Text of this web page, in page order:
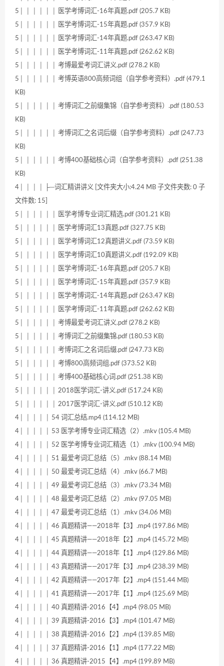
5│ │ │ │ │ │ 医学考博词汇-16年真题.pdf (205.7 KB)
5│ │ │ │ │ │ 医学考博词汇-15年真题.pdf (357.9 KB)
5│ │ │ │ │ │ 医学考博词汇-14年真题.pdf (263.47 KB)
5│ │ │ │ │ │ 医学考博词汇-11年真题.pdf (262.62 KB)
5│ │ │ │ │ │ 考博最爱考词汇讲义.pdf (278.2 KB)
5│ │ │ │ │ │ 考博英语800高频词组（自学参考资料）.pdf (479.1
KB)
5│ │ │ │ │ │ 考博词汇之前缀集锦（自学参考资料）.pdf (180.53
KB)
5│ │ │ │ │ │ 考博词汇之名词后缀（自学参考资料）.pdf (247.73
KB)
5│ │ │ │ │ │ 考博400基础核心词（自学参考资料）.pdf (251.38
KB)
4│ │ │ │ ├─词汇精讲讲义 [文件夹大小:4.24 MB 子文件夹数: 0 子
文件数: 15]
5│ │ │ │ │ │ 医学考博专业词汇精选.pdf (301.21 KB)
5│ │ │ │ │ │ 医学考博词汇13真题.pdf (327.75 KB)
5│ │ │ │ │ │ 医学考博词汇12真题讲义.pdf (73.59 KB)
5│ │ │ │ │ │ 医学考博词汇10真题讲义.pdf (192.09 KB)
5│ │ │ │ │ │ 医学考博词汇-16年真题.pdf (205.7 KB)
5│ │ │ │ │ │ 医学考博词汇-15年真题.pdf (357.9 KB)
5│ │ │ │ │ │ 医学考博词汇-14年真题.pdf (263.47 KB)
5│ │ │ │ │ │ 医学考博词汇-11年真题.pdf (262.62 KB)
5│ │ │ │ │ │ 考博最爱考词汇讲义.pdf (278.2 KB)
5│ │ │ │ │ │ 考博词汇之前缀集锦.pdf (180.53 KB)
5│ │ │ │ │ │ 考博词汇之名词后缀.pdf (247.73 KB)
5│ │ │ │ │ │ 考博800高频词组.pdf (373.52 KB)
5│ │ │ │ │ │ 考博400基础核心词.pdf (251.38 KB)
5│ │ │ │ │ │ 2018医学词汇-讲义.pdf (517.24 KB)
5│ │ │ │ │ │ 2017医学词汇-讲义.pdf (510.12 KB)
4│ │ │ │ │ 54 词汇总结.mp4 (114.12 MB)
4│ │ │ │ │ 53 医学考博专业词汇精选（2）.mkv (105.4 MB)
4│ │ │ │ │ 52 医学考博专业词汇精选（1）.mkv (100.94 MB)
4│ │ │ │ │ 51 最爱考词汇总结（5）.mkv (88.14 MB)
4│ │ │ │ │ 50 最爱考词汇总结（4）.mkv (66.7 MB)
4│ │ │ │ │ 49 最爱考词汇总结（3）.mkv (73.34 MB)
4│ │ │ │ │ 48 最爱考词汇总结（2）.mkv (97.05 MB)
4│ │ │ │ │ 47 最爱考词汇总结（1）.mkv (34.06 MB)
4│ │ │ │ │ 46 真题精讲——2018年【3】.mp4 (197.86 MB)
4│ │ │ │ │ 45 真题精讲——2018年【2】.mp4 (145.72 MB)
4│ │ │ │ │ 44 真题精讲——2018年【1】.mp4 (129.86 MB)
4│ │ │ │ │ 43 真题精讲——2017年【3】.mp4 (238.39 MB)
4│ │ │ │ │ 42 真题精讲——2017年【2】.mp4 (151.44 MB)
4│ │ │ │ │ 41 真题精讲——2017年【1】.mp4 (125.69 MB)
4│ │ │ │ │ 40 真题精讲-2016【4】.mp4 (98.05 MB)
4│ │ │ │ │ 39 真题精讲-2016【3】.mp4 (101.47 MB)
4│ │ │ │ │ 38 真题精讲-2016【2】.mp4 (139.85 MB)
4│ │ │ │ │ 37 真题精讲-2016【1】.mp4 (177.22 MB)
4│ │ │ │ │ 36 真题精讲-2015【4】.mp4 (199.89 MB)